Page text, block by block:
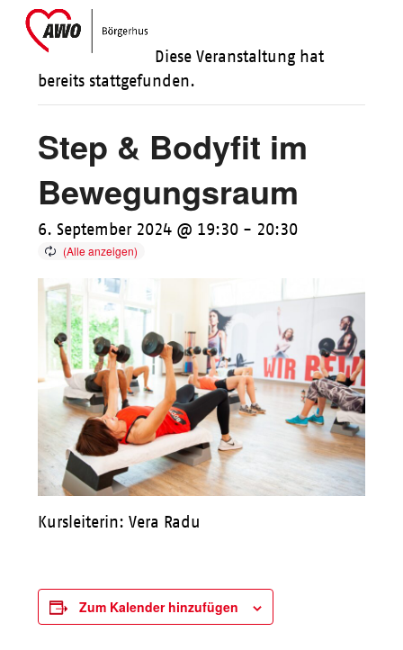
SkipOpen
mobile
Close
mobile
Diese Veranstaltung hat
bereits stattgefunden.
Step & Bodyfit im
Bewegungsraum
6. September 2024 @ 19:30 - 20:30
Kursleiterin: Vera Radu
Zum Kalender hinzufügen